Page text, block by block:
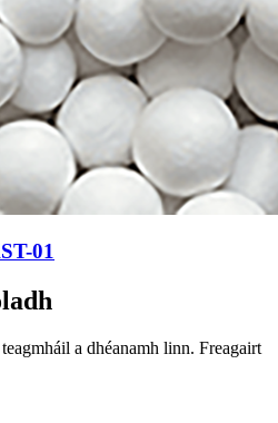
01
a dhéanamh linn. Freagairt